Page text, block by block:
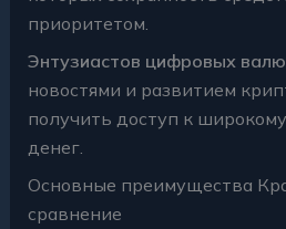
приоритетом.
Энтузиастов цифровых
новостями и развитием
получить доступ к
денег.
Основные преимущества
сравнение